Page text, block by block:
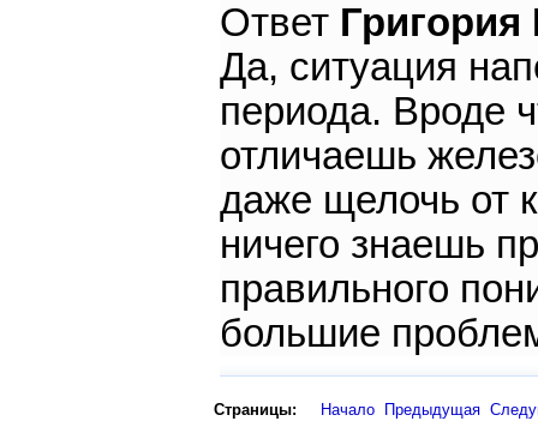
Ответ
Да, ситуация
периода. Вроде
отличаешь
даже щелочь от
ничего знаешь
правильного
большие
Страницы: Начало Предыдущая